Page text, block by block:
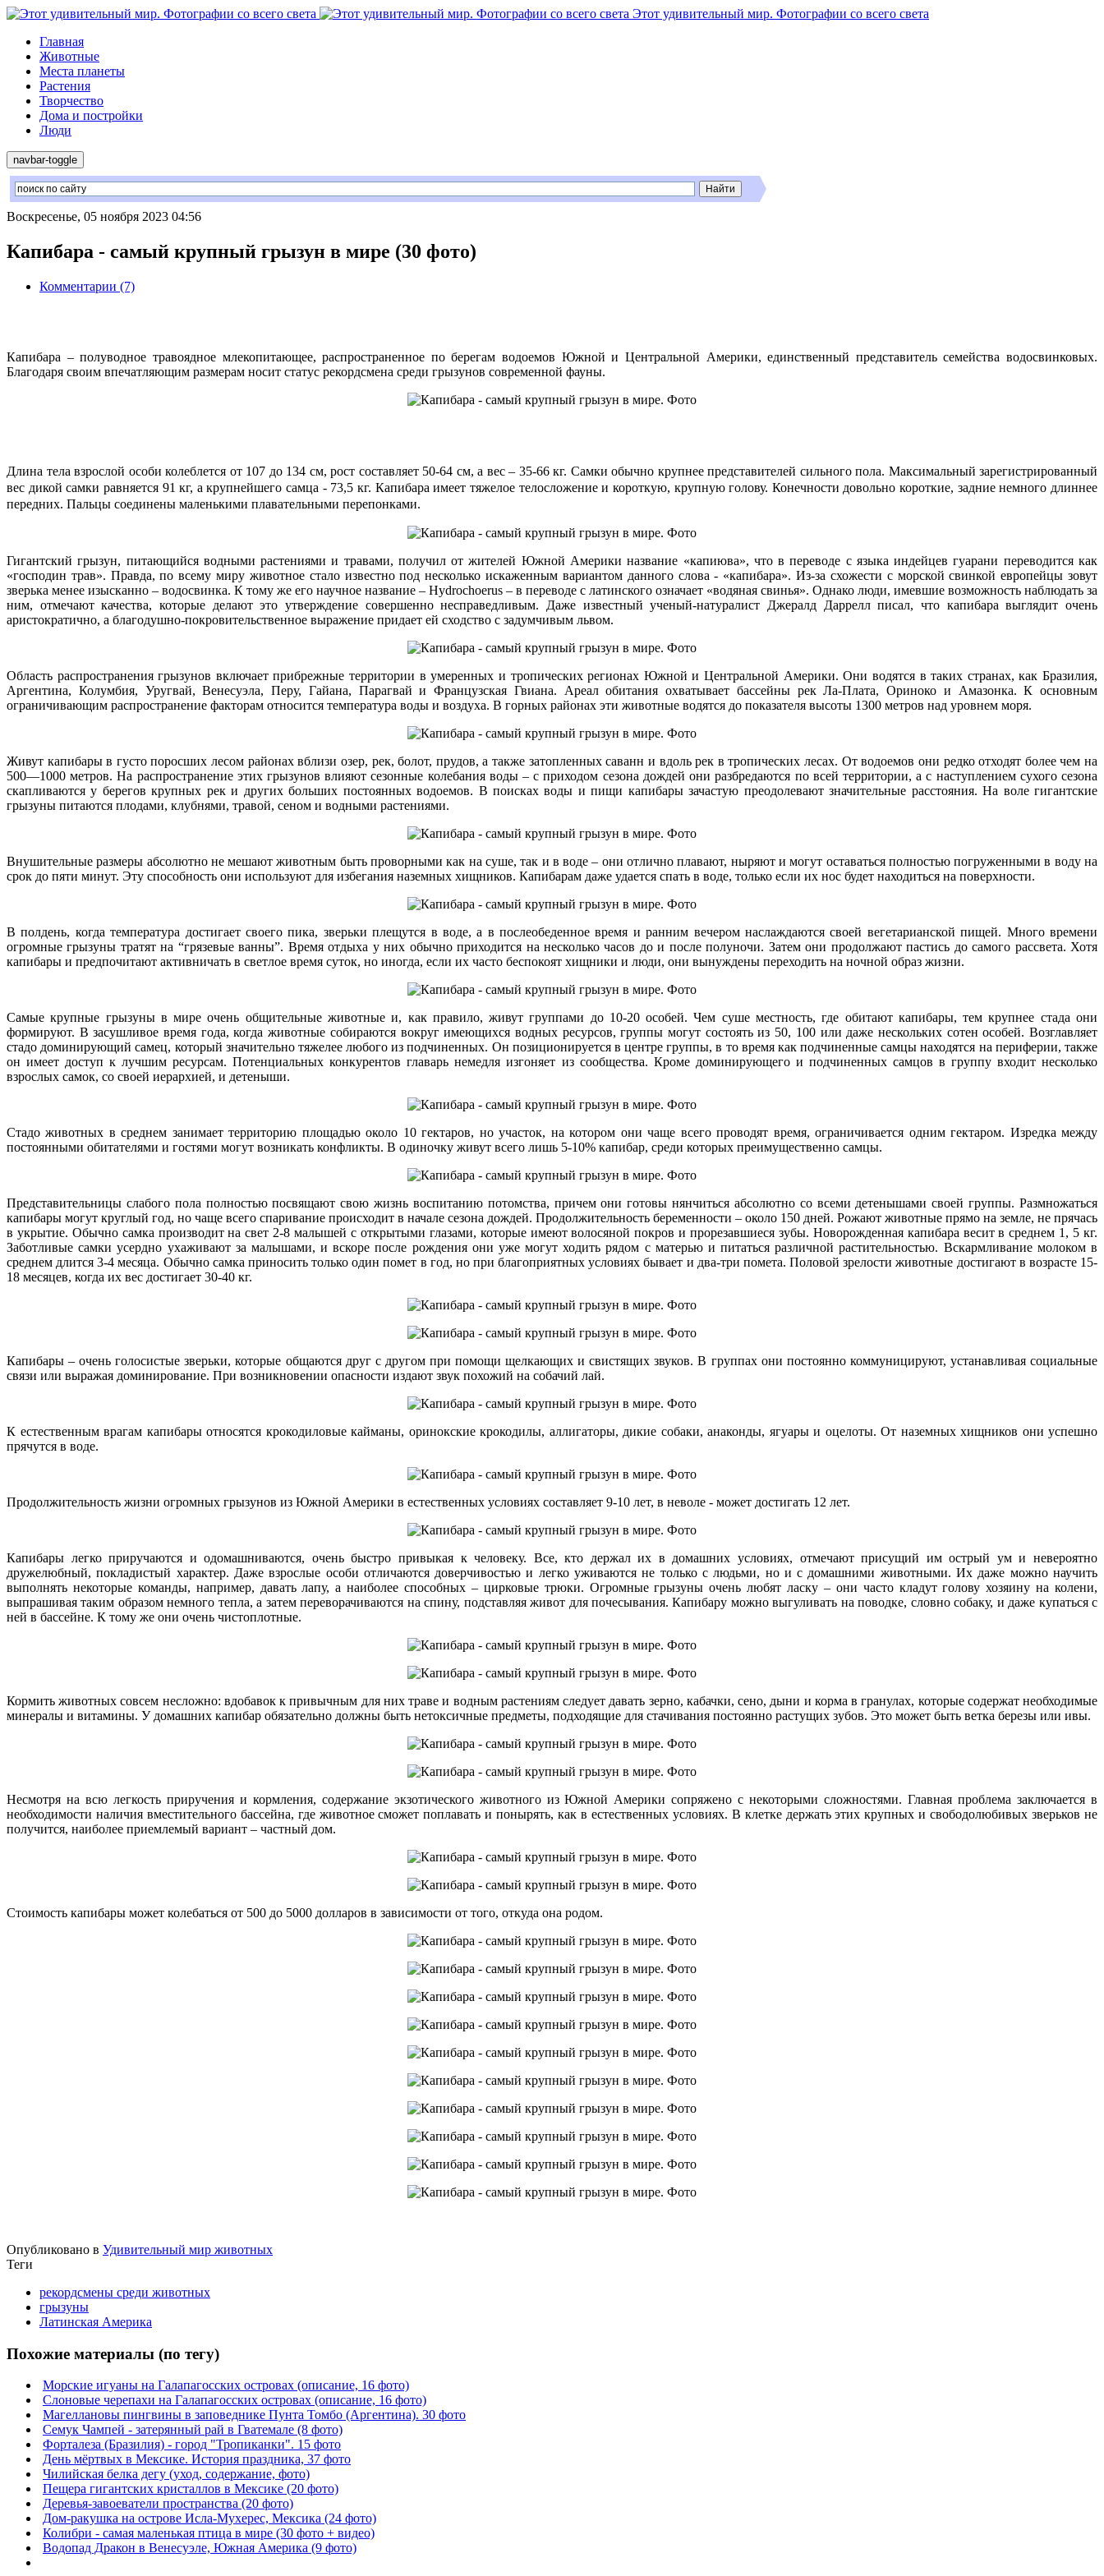
Этот удивительный мир. Фотографии со всего света
Главная
Животные
Места планеты
Растения
Творчество
Дома и постройки
Люди
navbar-toggle
Воскресенье, 05 ноября 2023 04:56
Капибара - самый крупный грызун в мире (30 фото)
Комментарии (7)
Капибара – полуводное травоядное млекопитающее, распространенное по берегам водоемов Южной и Центральной Америки, единственный представитель семейства водосвинковых.
Благодаря своим впечатляющим размерам носит статус рекордсмена среди грызунов современной фауны.
Длина тела взрослой особи колеблется от 107 до 134 см, рост составляет 50-64 см, а вес – 35-66 кг. Самки обычно крупнее представителей сильного пола. Максимальный зарегистрированный
вес дикой самки равняется 91 кг, а крупнейшего самца - 73,5 кг. Капибара имеет тяжелое телосложение и короткую, крупную голову. Конечности довольно короткие, задние немного длиннее
передних. Пальцы соединены маленькими плавательными перепонками.
Гигантский грызун, питающийся водными растениями и травами, получил от жителей Южной Америки название «капиюва», что в переводе с языка индейцев гуарани переводится как
«господин трав». Правда, по всему миру животное стало известно под несколько искаженным вариантом данного слова - «капибара». Из-за схожести с морской свинкой европейцы зовут
зверька менее изысканно – водосвинка. К тому же его научное название – Hydrochoerus – в переводе с латинского означает «водяная свинья». Однако люди, имевшие возможность наблюдать за
ним, отмечают качества, которые делают это утверждение совершенно несправедливым. Даже известный ученый-натуралист Джералд Даррелл писал, что капибара выглядит очень
аристократично, а благодушно-покровительственное выражение придает ей сходство с задумчивым львом.
Область распространения грызунов включает прибрежные территории в умеренных и тропических регионах Южной и Центральной Америки. Они водятся в таких странах, как Бразилия,
Аргентина, Колумбия, Уругвай, Венесуэла, Перу, Гайана, Парагвай и Французская Гвиана. Ареал обитания охватывает бассейны рек Ла-Плата, Ориноко и Амазонка. К основным
ограничивающим распространение факторам относится температура воды и воздуха. В горных районах эти животные водятся до показателя высоты 1300 метров над уровнем моря.
Живут капибары в густо поросших лесом районах вблизи озер, рек, болот, прудов, а также затопленных саванн и вдоль рек в тропических лесах. От водоемов они редко отходят более чем на
500—1000 метров. На распространение этих грызунов влияют сезонные колебания воды – с приходом сезона дождей они разбредаются по всей территории, а с наступлением сухого сезона
скапливаются у берегов крупных рек и других больших постоянных водоемов. В поисках воды и пищи капибары зачастую преодолевают значительные расстояния. На воле гигантские
грызуны питаются плодами, клубнями, травой, сеном и водными растениями.
Внушительные размеры абсолютно не мешают животным быть проворными как на суше, так и в воде – они отлично плавают, ныряют и могут оставаться полностью погруженными в воду на
срок до пяти минут. Эту способность они используют для избегания наземных хищников. Капибарам даже удается спать в воде, только если их нос будет находиться на поверхности.
В полдень, когда температура достигает своего пика, зверьки плещутся в воде, а в послеобеденное время и ранним вечером наслаждаются своей вегетарианской пищей. Много времени
огромные грызуны тратят на “грязевые ванны”. Время отдыха у них обычно приходится на несколько часов до и после полуночи. Затем они продолжают пастись до самого рассвета. Хотя
капибары и предпочитают активничать в светлое время суток, но иногда, если их часто беспокоят хищники и люди, они вынуждены переходить на ночной образ жизни.
Самые крупные грызуны в мире очень общительные животные и, как правило, живут группами до 10-20 особей. Чем суше местность, где обитают капибары, тем крупнее стада они
формируют. В засушливое время года, когда животные собираются вокруг имеющихся водных ресурсов, группы могут состоять из 50, 100 или даже нескольких сотен особей. Возглавляет
стадо доминирующий самец, который значительно тяжелее любого из подчиненных. Он позиционируется в центре группы, в то время как подчиненные самцы находятся на периферии, также
он имеет доступ к лучшим ресурсам. Потенциальных конкурентов главарь немедля изгоняет из сообщества. Кроме доминирующего и подчиненных самцов в группу входит несколько
взрослых самок, со своей иерархией, и детеныши.
Стадо животных в среднем занимает территорию площадью около 10 гектаров, но участок, на котором они чаще всего проводят время, ограничивается одним гектаром. Изредка между
постоянными обитателями и гостями могут возникать конфликты. В одиночку живут всего лишь 5-10% капибар, среди которых преимущественно самцы.
Представительницы слабого пола полностью посвящают свою жизнь воспитанию потомства, причем они готовы нянчиться абсолютно со всеми детенышами своей группы. Размножаться
капибары могут круглый год, но чаще всего спаривание происходит в начале сезона дождей. Продолжительность беременности – около 150 дней. Рожают животные прямо на земле, не прячась
в укрытие. Обычно самка производит на свет 2-8 малышей с открытыми глазами, которые имеют волосяной покров и прорезавшиеся зубы. Новорожденная капибара весит в среднем 1, 5 кг.
Заботливые самки усердно ухаживают за малышами, и вскоре после рождения они уже могут ходить рядом с матерью и питаться различной растительностью. Вскармливание молоком в
среднем длится 3-4 месяца. Обычно самка приносить только один помет в год, но при благоприятных условиях бывает и два-три помета. Половой зрелости животные достигают в возрасте 15-
18 месяцев, когда их вес достигает 30-40 кг.
Капибары – очень голосистые зверьки, которые общаются друг с другом при помощи щелкающих и свистящих звуков. В группах они постоянно коммуницируют, устанавливая социальные
связи или выражая доминирование. При возникновении опасности издают звук похожий на собачий лай.
К естественным врагам капибары относятся крокодиловые кайманы, оринокские крокодилы, аллигаторы, дикие собаки, анаконды, ягуары и оцелоты. От наземных хищников они успешно
прячутся в воде.
Продолжительность жизни огромных грызунов из Южной Америки в естественных условиях составляет 9-10 лет, в неволе - может достигать 12 лет.
Капибары легко приручаются и одомашниваются, очень быстро привыкая к человеку. Все, кто держал их в домашних условиях, отмечают присущий им острый ум и невероятно
дружелюбный, покладистый характер. Даже взрослые особи отличаются доверчивостью и легко уживаются не только с людьми, но и с домашними животными. Их даже можно научить
выполнять некоторые команды, например, давать лапу, а наиболее способных – цирковые трюки. Огромные грызуны очень любят ласку – они часто кладут голову хозяину на колени,
выпрашивая таким образом немного тепла, а затем переворачиваются на спину, подставляя живот для почесывания. Капибару можно выгуливать на поводке, словно собаку, и даже купаться с
ней в бассейне. К тому же они очень чистоплотные.
Кормить животных совсем несложно: вдобавок к привычным для них траве и водным растениям следует давать зерно, кабачки, сено, дыни и корма в гранулах, которые содержат необходимые
минералы и витамины. У домашних капибар обязательно должны быть нетоксичные предметы, подходящие для стачивания постоянно растущих зубов. Это может быть ветка березы или ивы.
Несмотря на всю легкость приручения и кормления, содержание экзотического животного из Южной Америки сопряжено с некоторыми сложностями. Главная проблема заключается в
необходимости наличия вместительного бассейна, где животное сможет поплавать и понырять, как в естественных условиях. В клетке держать этих крупных и свободолюбивых зверьков не
получится, наиболее приемлемый вариант – частный дом.
Стоимость капибары может колебаться от 500 до 5000 долларов в зависимости от того, откуда она родом.
Опубликовано в Удивительный мир животных
Теги
рекордсмены среди животных
грызуны
Латинская Америка
Похожие материалы (по тегу)
Морские игуаны на Галапагосских островах (описание, 16 фото)
Слоновые черепахи на Галапагосских островах (описание, 16 фото)
Магеллановы пингвины в заповеднике Пунта Томбо (Аргентина). 30 фото
Семук Чампей - затерянный рай в Гватемале (8 фото)
Форталеза (Бразилия) - город "Тропиканки". 15 фото
День мёртвых в Мексике. История праздника, 37 фото
Чилийская белка дегу (уход, содержание, фото)
Пещера гигантских кристаллов в Мексике (20 фото)
Деревья-завоеватели пространства (20 фото)
Дом-ракушка на острове Исла-Мухерес, Мексика (24 фото)
Колибри - самая маленькая птица в мире (30 фото + видео)
Водопад Дракон в Венесуэле, Южная Америка (9 фото)